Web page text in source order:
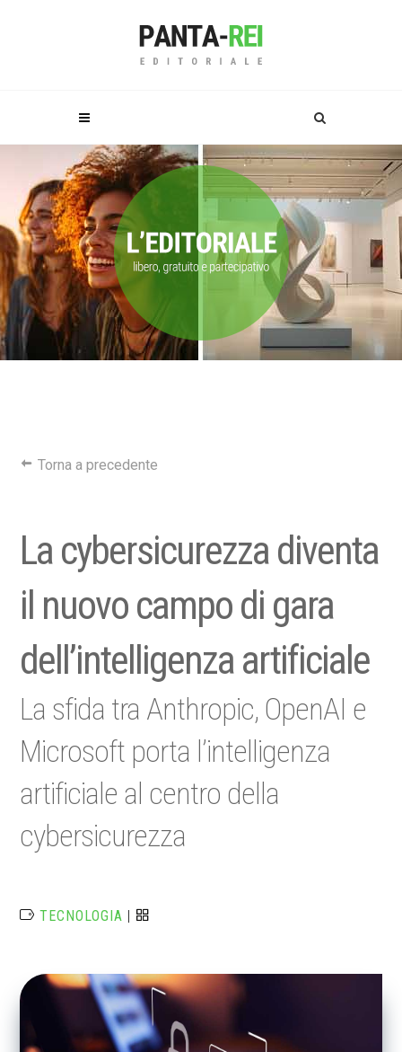
Torna a precedente
La cybersicurezza diventa
il nuovo campo di gara
dell’intelligenza artificiale
La sfida tra Anthropic, OpenAI e
Microsoft porta l’intelligenza
artificiale al centro della
cybersicurezza
TECNOLOGIA |